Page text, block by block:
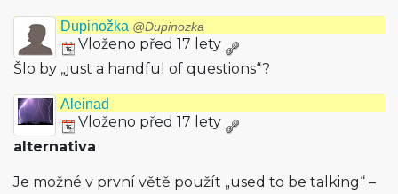
Dupinožka @Dupinozka
Vloženo před 17 lety
Šlo by „just a handful of questions“?
Aleinad
Vloženo před 17 lety
alternativa
Je možné v první větě použít „used to be talking“ –